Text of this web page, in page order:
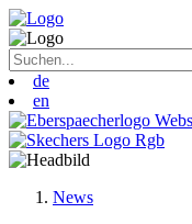
de
en
News